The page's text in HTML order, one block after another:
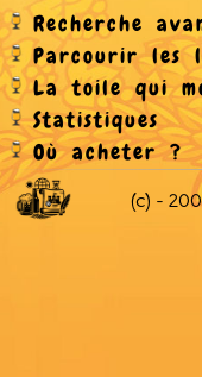
Recherche
Parcourir les
La toile qui
Statistiques
Où acheter ?
(c) -